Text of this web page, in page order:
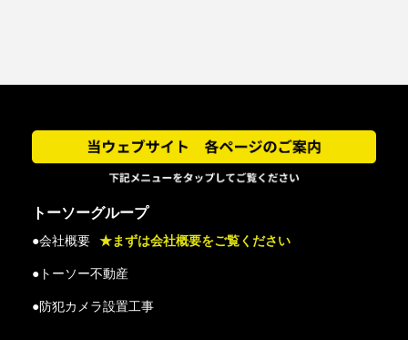
トーソーグループ
●会社概要 ★まずは会社概要をご覧ください
●トーソー不動産
●防犯カメラ設置工事